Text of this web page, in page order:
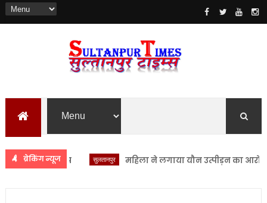
ब्रेकिंग न्यूज सुलतानपुर महिला ने लगाया यौन उत्पीड़न का आरोप